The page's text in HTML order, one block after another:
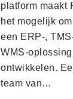
platform maakt
het mogelijk
een ERP-,
WMS-
ontwikkelen.
team van…